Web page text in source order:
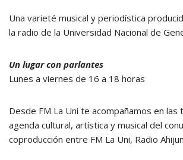
Una varieté musical y periodística
la radio de la Universidad Nacional de
Un lugar con parlantes
Lunes a viernes de 16 a 18 horas
Desde FM La Uni te acompañamos en las
agenda cultural, artística y musical del
coproducción entre FM La Uni, Radio